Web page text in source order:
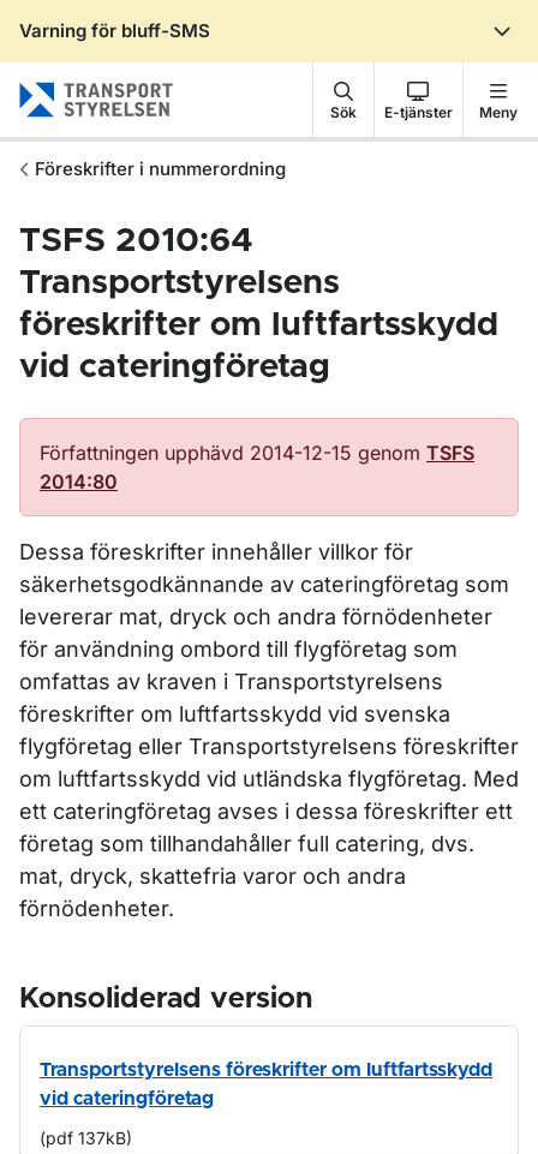
Varning för bluff-SMS
Sök E-tjänster Meny
Föreskrifter i nummerordning
TSFS 2010:64
Transportstyrelsens
föreskrifter om luftfartsskydd
vid cateringföretag
Författningen upphävd 2014-12-15 genom TSFS
2014:80
Dessa föreskrifter innehåller villkor för
säkerhetsgodkännande av cateringföretag som
levererar mat, dryck och andra förnödenheter
för användning ombord till flygföretag som
omfattas av kraven i Transportstyrelsens
föreskrifter om luftfartsskydd vid svenska
flygföretag eller Transportstyrelsens föreskrifter
om luftfartsskydd vid utländska flygföretag. Med
ett cateringföretag avses i dessa föreskrifter ett
företag som tillhandahåller full catering, dvs.
mat, dryck, skattefria varor och andra
förnödenheter.
Konsoliderad version
Transportstyrelsens föreskrifter om luftfartsskydd
vid cateringföretag
(pdf 137kB)